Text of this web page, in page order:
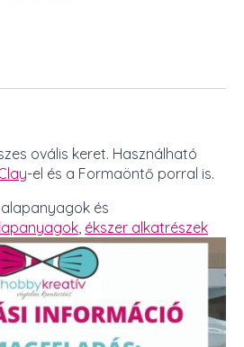
ovális keret. Használható
-el és a Formaöntő porral is.
és
, ékszer alkatrészek